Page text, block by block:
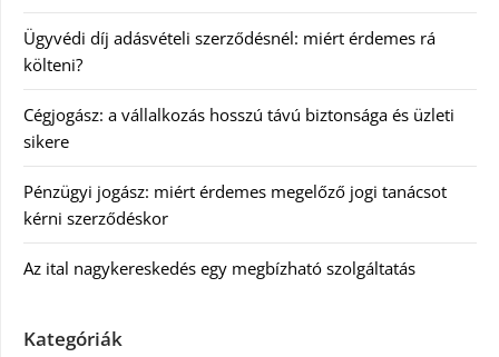
Ügyvédi díj adásvételi szerződésnél: miért érdemes rá
költeni?
Cégjogász: a vállalkozás hosszú távú biztonsága és üzleti
sikere
Pénzügyi jogász: miért érdemes megelőző jogi tanácsot
kérni szerződéskor
Az ital nagykereskedés egy megbízható szolgáltatás
Kategóriák